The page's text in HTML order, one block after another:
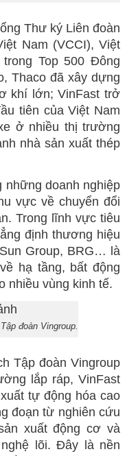
Thư ký Liên đoàn
Nam (VCCI), Việt
Top 500 Đông
Thaco đã xây dựng
khí lớn; VinFast trở
tiên của Việt Nam
ở nhiều thị trường
nhà sản xuất thép
những doanh nghiệp
vực về chuyển đổi
Trong lĩnh vực tiêu
định thương hiệu
Group, BRG… là
hạ tầng, bất động
nhiều vùng kinh tế.
đoàn Vingroup.
Tập đoàn Vingroup
lắp ráp, VinFast
tự động hóa cao
đoạn từ nghiên cứu
xuất động cơ và
lõi. Đây là nền